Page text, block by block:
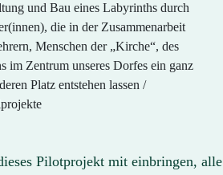
und Bau eines Labyrinths durch
die in der Zusammenarbeit
Menschen der „Kirche“, des
im Zentrum unseres Dorfes ein ganz
Platz entstehen lassen /
Pilotprojekt mit einbringen, alle